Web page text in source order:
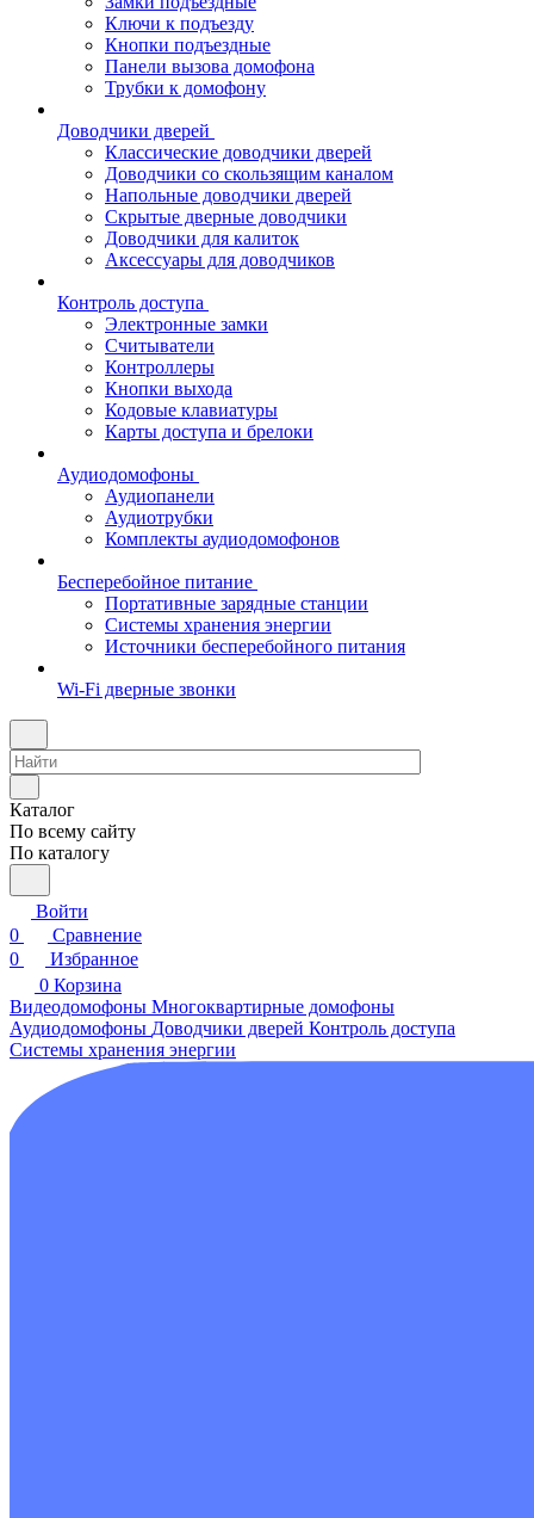
Ключи к подъезду
Кнопки подъездные
Панели вызова домофона
Трубки к домофону
Доводчики дверей
Классические доводчики дверей
Доводчики со скользящим каналом
Напольные доводчики дверей
Скрытые дверные доводчики
Доводчики для калиток
Аксессуары для доводчиков
Контроль доступа
Электронные замки
Считыватели
Контроллеры
Кнопки выхода
Кодовые клавиатуры
Карты доступа и брелоки
Аудиодомофоны
Аудиопанели
Аудиотрубки
Комплекты аудиодомофонов
Бесперебойное питание
Портативные зарядные станции
Системы хранения энергии
Источники бесперебойного питания
Wi-Fi дверные звонки
Каталог
По всему сайту
По каталогу
Войти
0
Сравнение
0
Избранное
0 Корзина
Видеодомофоны Многоквартирные домофоны
Аудиодомофоны Доводчики дверей Контроль доступа
Системы хранения энергии